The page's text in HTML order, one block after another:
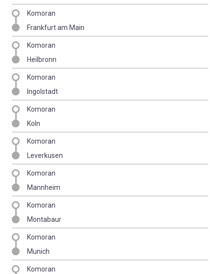
Komoran
Frankfurt am Main
Komoran
Heilbronn
Komoran
Ingolstadt
Komoran
Koln
Komoran
Leverkusen
Komoran
Mannheim
Komoran
Montabaur
Komoran
Munich
Komoran